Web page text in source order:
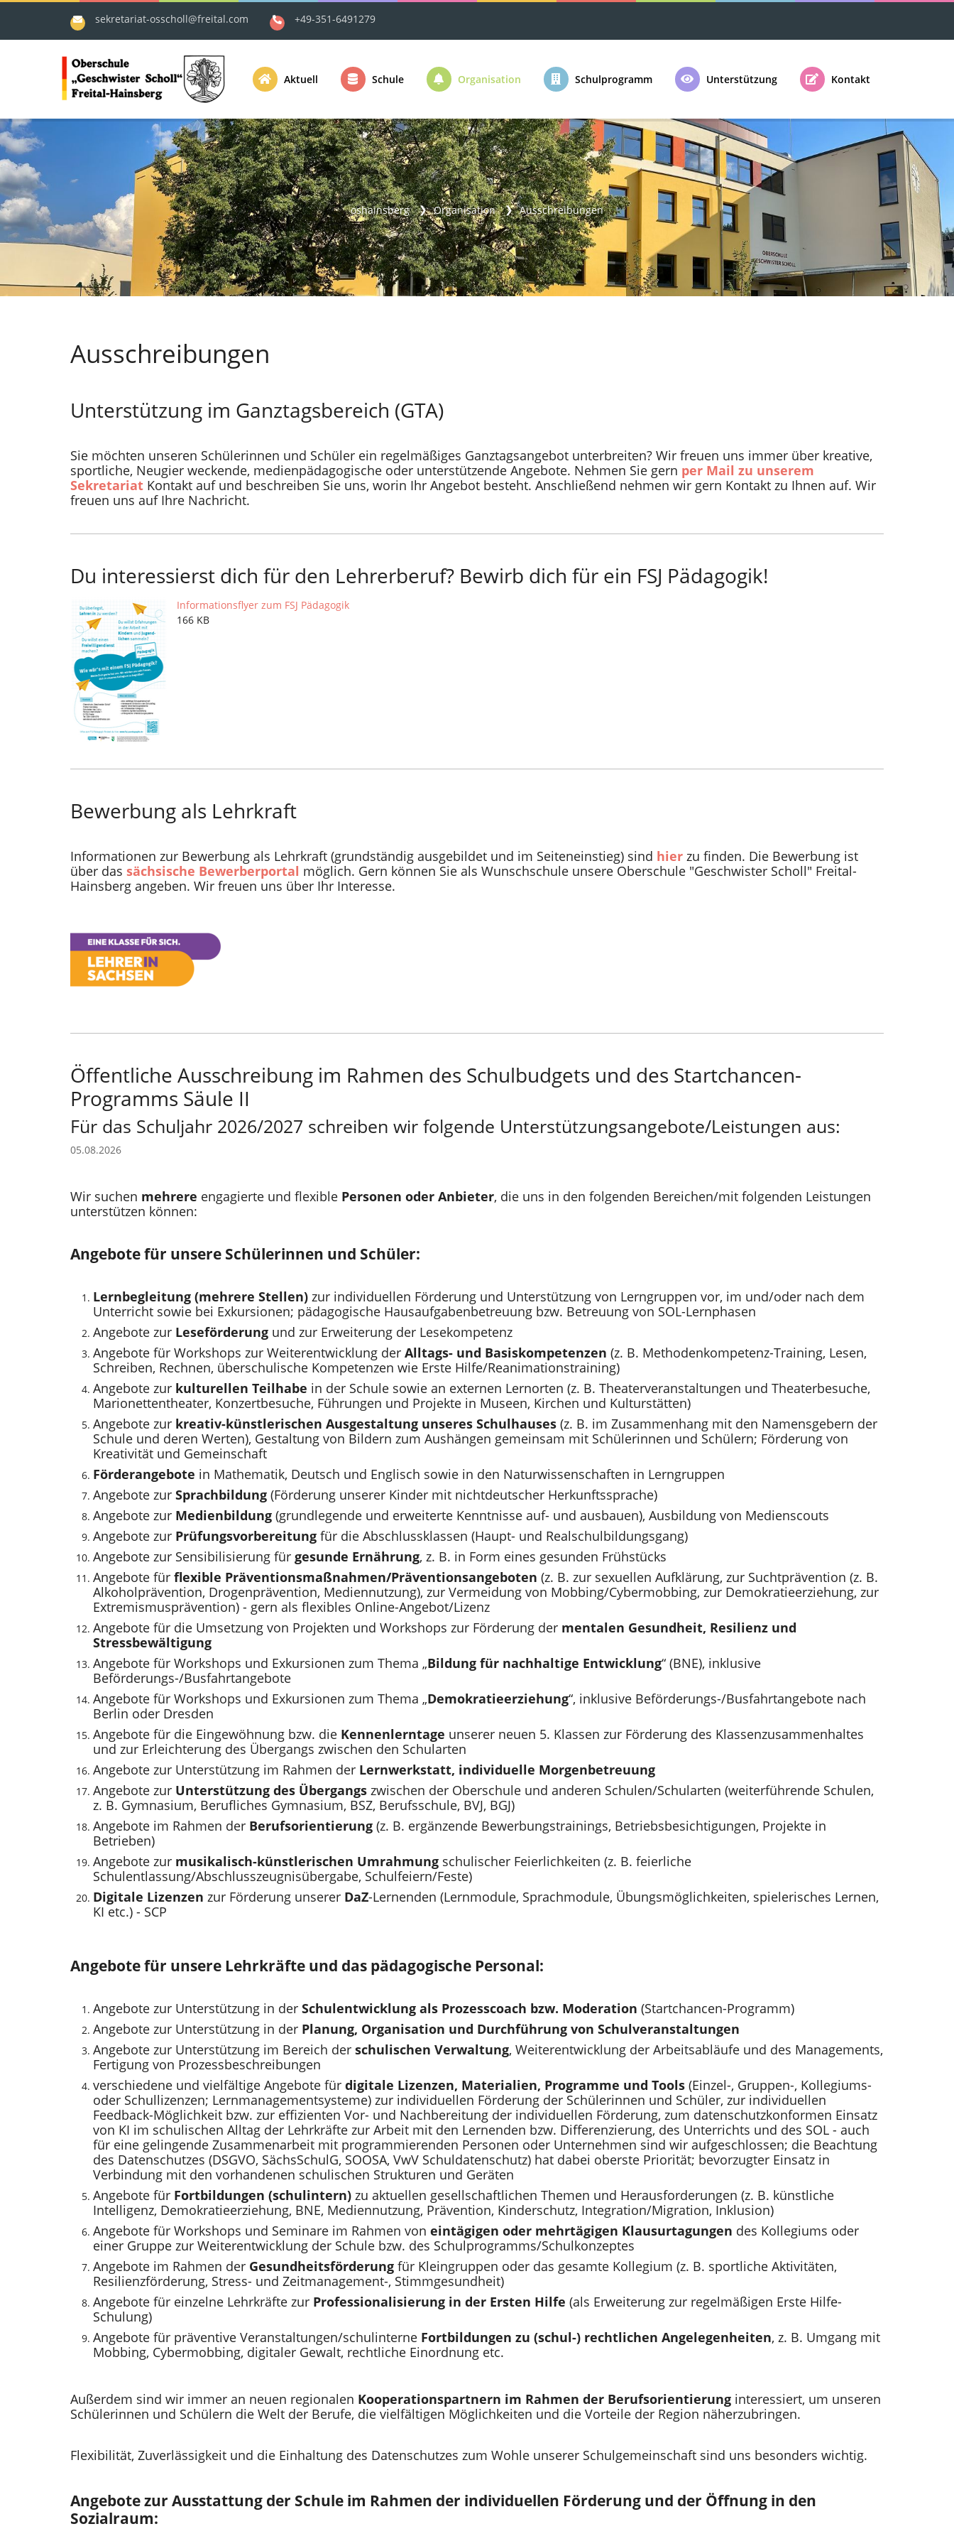
sekretariat-osscholl@freital.com +49-351-6491279
Aktuell Schule Organisation Schulprogramm Unterstützung Kontakt
oshainsberg Organisation Ausschreibungen
Ausschreibungen
Unterstützung im Ganztagsbereich (GTA)
Sie möchten unseren Schülerinnen und Schüler ein regelmäßiges Ganztagsangebot unterbreiten? Wir freuen uns immer über kreative,
sportliche, Neugier weckende, medienpädagogische oder unterstützende Angebote. Nehmen Sie gern per Mail zu unserem
Sekretariat Kontakt auf und beschreiben Sie uns, worin Ihr Angebot besteht. Anschließend nehmen wir gern Kontakt zu Ihnen auf. Wir
freuen uns auf Ihre Nachricht.
Du interessierst dich für den Lehrerberuf? Bewirb dich für ein FSJ Pädagogik!
Informationsflyer zum FSJ Pädagogik
166 KB
Bewerbung als Lehrkraft
Informationen zur Bewerbung als Lehrkraft (grundständig ausgebildet und im Seiteneinstieg) sind hier zu finden. Die Bewerbung ist
über das sächsische Bewerberportal möglich. Gern können Sie als Wunschschule unsere Oberschule "Geschwister Scholl" Freital-
Hainsberg angeben. Wir freuen uns über Ihr Interesse.
Öffentliche Ausschreibung im Rahmen des Schulbudgets und des Startchancen-
Programms Säule II
Für das Schuljahr 2026/2027 schreiben wir folgende Unterstützungsangebote/Leistungen aus:
05.08.2026
Wir suchen mehrere engagierte und flexible Personen oder Anbieter, die uns in den folgenden Bereichen/mit folgenden Leistungen
unterstützen können:
Angebote für unsere Schülerinnen und Schüler:
Lernbegleitung (mehrere Stellen) zur individuellen Förderung und Unterstützung von Lerngruppen vor, im und/oder nach dem
Unterricht sowie bei Exkursionen; pädagogische Hausaufgabenbetreuung bzw. Betreuung von SOL-Lernphasen
Angebote zur Leseförderung und zur Erweiterung der Lesekompetenz
Angebote für Workshops zur Weiterentwicklung der Alltags- und Basiskompetenzen (z. B. Methodenkompetenz-Training, Lesen,
Schreiben, Rechnen, überschulische Kompetenzen wie Erste Hilfe/Reanimationstraining)
Angebote zur kulturellen Teilhabe in der Schule sowie an externen Lernorten (z. B. Theaterveranstaltungen und Theaterbesuche,
Marionettentheater, Konzertbesuche, Führungen und Projekte in Museen, Kirchen und Kulturstätten)
Angebote zur kreativ-künstlerischen Ausgestaltung unseres Schulhauses (z. B. im Zusammenhang mit den Namensgebern der
Schule und deren Werten), Gestaltung von Bildern zum Aushängen gemeinsam mit Schülerinnen und Schülern; Förderung von
Kreativität und Gemeinschaft
Förderangebote in Mathematik, Deutsch und Englisch sowie in den Naturwissenschaften in Lerngruppen
Angebote zur Sprachbildung (Förderung unserer Kinder mit nichtdeutscher Herkunftssprache)
Angebote zur Medienbildung (grundlegende und erweiterte Kenntnisse auf- und ausbauen), Ausbildung von Medienscouts
Angebote zur Prüfungsvorbereitung für die Abschlussklassen (Haupt- und Realschulbildungsgang)
Angebote zur Sensibilisierung für gesunde Ernährung, z. B. in Form eines gesunden Frühstücks
Angebote für flexible Präventionsmaßnahmen/Präventionsangeboten (z. B. zur sexuellen Aufklärung, zur Suchtprävention (z. B.
Alkoholprävention, Drogenprävention, Mediennutzung), zur Vermeidung von Mobbing/Cybermobbing, zur Demokratieerziehung, zur
Extremismusprävention) - gern als flexibles Online-Angebot/Lizenz
Angebote für die Umsetzung von Projekten und Workshops zur Förderung der mentalen Gesundheit, Resilienz und
Stressbewältigung
Angebote für Workshops und Exkursionen zum Thema „Bildung für nachhaltige Entwicklung“ (BNE), inklusive
Beförderungs-/Busfahrtangebote
Angebote für Workshops und Exkursionen zum Thema „Demokratieerziehung“, inklusive Beförderungs-/Busfahrtangebote nach
Berlin oder Dresden
Angebote für die Eingewöhnung bzw. die Kennenlerntage unserer neuen 5. Klassen zur Förderung des Klassenzusammenhaltes
und zur Erleichterung des Übergangs zwischen den Schularten
Angebote zur Unterstützung im Rahmen der Lernwerkstatt, individuelle Morgenbetreuung
Angebote zur Unterstützung des Übergangs zwischen der Oberschule und anderen Schulen/Schularten (weiterführende Schulen,
z. B. Gymnasium, Berufliches Gymnasium, BSZ, Berufsschule, BVJ, BGJ)
Angebote im Rahmen der Berufsorientierung (z. B. ergänzende Bewerbungstrainings, Betriebsbesichtigungen, Projekte in
Betrieben)
Angebote zur musikalisch-künstlerischen Umrahmung schulischer Feierlichkeiten (z. B. feierliche
Schulentlassung/Abschlusszeugnisübergabe, Schulfeiern/Feste)
Digitale Lizenzen zur Förderung unserer DaZ-Lernenden (Lernmodule, Sprachmodule, Übungsmöglichkeiten, spielerisches Lernen,
KI etc.) - SCP
Angebote für unsere Lehrkräfte und das pädagogische Personal:
Angebote zur Unterstützung in der Schulentwicklung als Prozesscoach bzw. Moderation (Startchancen-Programm)
Angebote zur Unterstützung in der Planung, Organisation und Durchführung von Schulveranstaltungen
Angebote zur Unterstützung im Bereich der schulischen Verwaltung, Weiterentwicklung der Arbeitsabläufe und des Managements,
Fertigung von Prozessbeschreibungen
verschiedene und vielfältige Angebote für digitale Lizenzen, Materialien, Programme und Tools (Einzel-, Gruppen-, Kollegiums-
oder Schullizenzen; Lernmanagementsysteme) zur individuellen Förderung der Schülerinnen und Schüler, zur individuellen
Feedback-Möglichkeit bzw. zur effizienten Vor- und Nachbereitung der individuellen Förderung, zum datenschutzkonformen Einsatz
von KI im schulischen Alltag der Lehrkräfte zur Arbeit mit den Lernenden bzw. Differenzierung, des Unterrichts und des SOL - auch
für eine gelingende Zusammenarbeit mit programmierenden Personen oder Unternehmen sind wir aufgeschlossen; die Beachtung
des Datenschutzes (DSGVO, SächsSchulG, SOOSA, VwV Schuldatenschutz) hat dabei oberste Priorität; bevorzugter Einsatz in
Verbindung mit den vorhandenen schulischen Strukturen und Geräten
Angebote für Fortbildungen (schulintern) zu aktuellen gesellschaftlichen Themen und Herausforderungen (z. B. künstliche
Intelligenz, Demokratieerziehung, BNE, Mediennutzung, Prävention, Kinderschutz, Integration/Migration, Inklusion)
Angebote für Workshops und Seminare im Rahmen von eintägigen oder mehrtägigen Klausurtagungen des Kollegiums oder
einer Gruppe zur Weiterentwicklung der Schule bzw. des Schulprogramms/Schulkonzeptes
Angebote im Rahmen der Gesundheitsförderung für Kleingruppen oder das gesamte Kollegium (z. B. sportliche Aktivitäten,
Resilienzförderung, Stress- und Zeitmanagement-, Stimmgesundheit)
Angebote für einzelne Lehrkräfte zur Professionalisierung in der Ersten Hilfe (als Erweiterung zur regelmäßigen Erste Hilfe-
Schulung)
Angebote für präventive Veranstaltungen/schulinterne Fortbildungen zu (schul-) rechtlichen Angelegenheiten, z. B. Umgang mit
Mobbing, Cybermobbing, digitaler Gewalt, rechtliche Einordnung etc.
Außerdem sind wir immer an neuen regionalen Kooperationspartnern im Rahmen der Berufsorientierung interessiert, um unseren
Schülerinnen und Schülern die Welt der Berufe, die vielfältigen Möglichkeiten und die Vorteile der Region näherzubringen.
Flexibilität, Zuverlässigkeit und die Einhaltung des Datenschutzes zum Wohle unserer Schulgemeinschaft sind uns besonders wichtig.
Angebote zur Ausstattung der Schule im Rahmen der individuellen Förderung und der Öffnung in den
Sozialraum: